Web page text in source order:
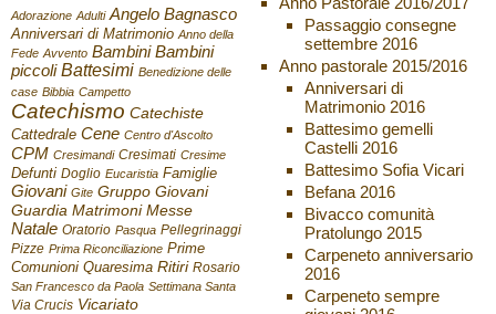
Adorazione Adulti Angelo Bagnasco
Anniversari di Matrimonio Anno della
Fede Avvento Bambini Bambini
piccoli Battesimi Benedizione delle
case Bibbia Campetto
Catechismo Catechiste
Cattedrale Cene Centro d'Ascolto
CPM Cresimandi Cresimati Cresime
Defunti Doglio Eucaristia Famiglie
Giovani Gite Gruppo Giovani
Guardia Matrimoni Messe
Natale Oratorio Pasqua Pellegrinaggi
Pizze Prima Riconciliazione Prime
Comunioni Quaresima Ritiri Rosario
San Francesco da Paola Settimana Santa
Via Crucis Vicariato
Passaggio consegne
settembre 2016
Anno pastorale 2015/2016
Anniversari di
Matrimonio 2016
Battesimo gemelli
Castelli 2016
Battesimo Sofia Vicari
Befana 2016
Bivacco comunità
Pratolungo 2015
Carpeneto anniversario
2016
Carpeneto sempre